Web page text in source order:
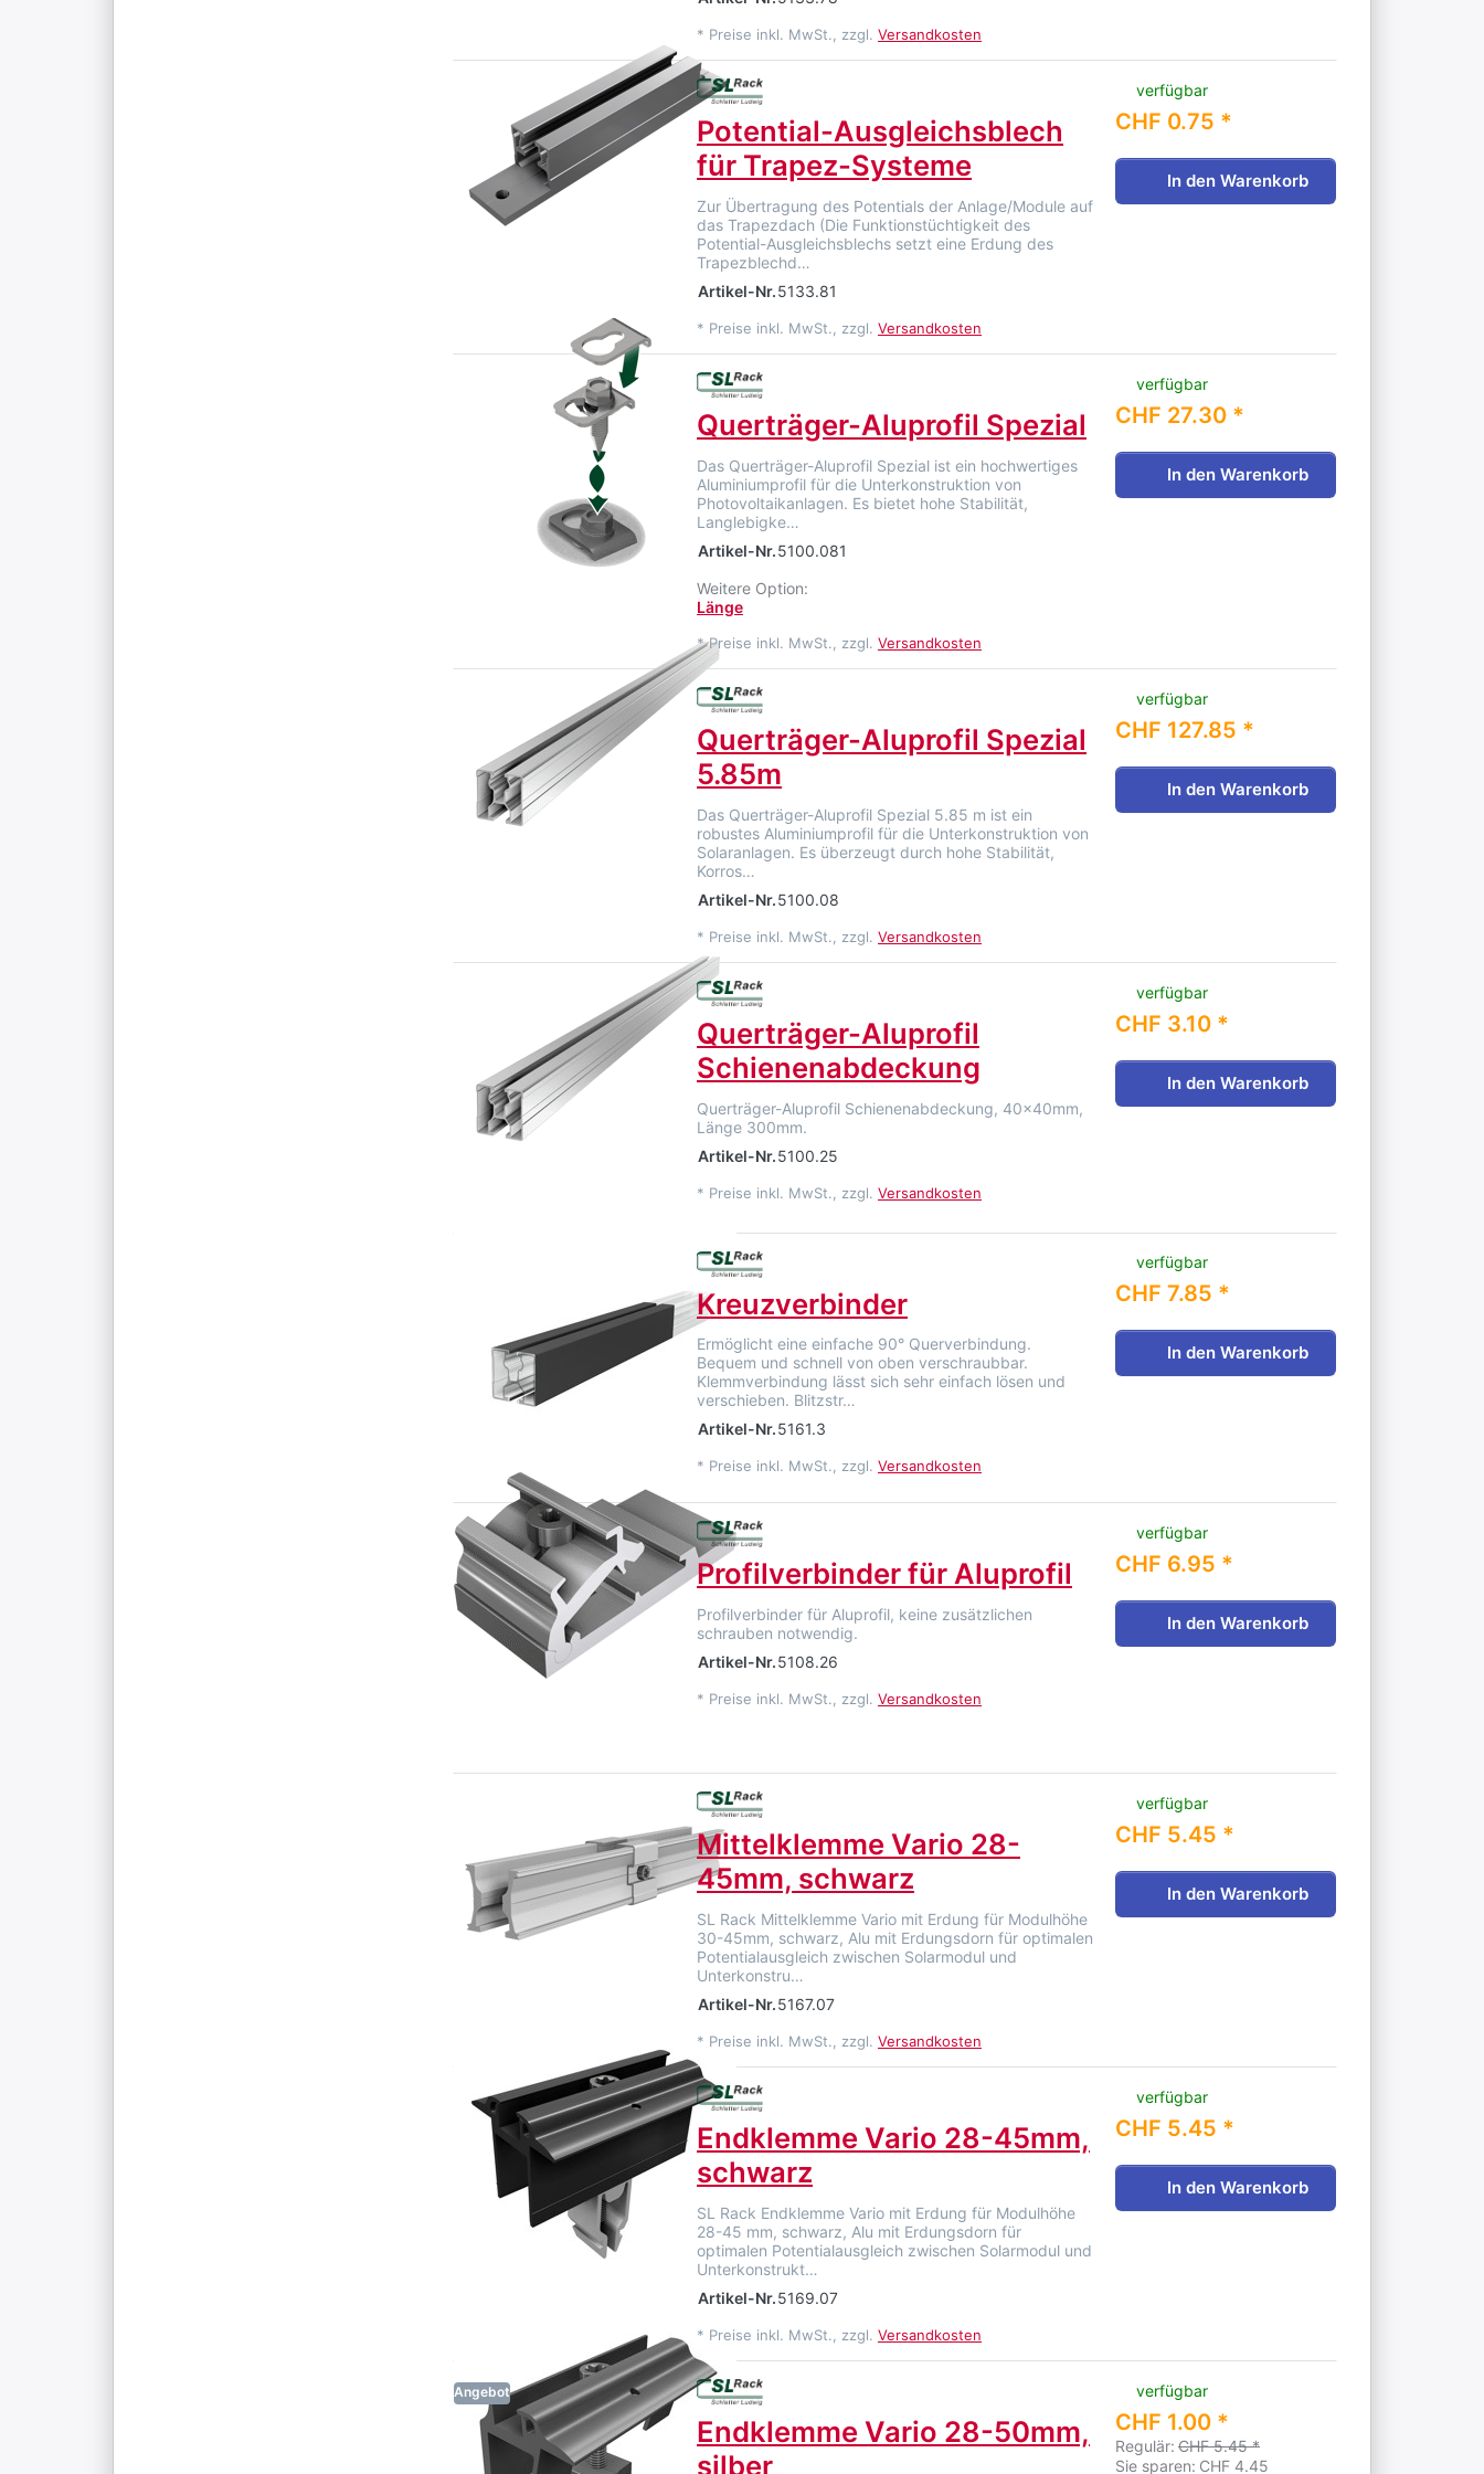
* Preise inkl. MwSt., zzgl. Versandkosten
Potential-Ausgleichsblech
für Trapez-Systeme
Zur Übertragung des Potentials der Anlage/Module auf
das Trapezdach (Die Funktionstüchtigkeit des
Potential-Ausgleichsblechs setzt eine Erdung des
Trapezblechd…
Artikel-Nr.5133.81
* Preise inkl. MwSt., zzgl. Versandkosten
verfügbar
CHF 0.75 *
In den Warenkorb
Querträger-Aluprofil Spezial
Das Querträger-Aluprofil Spezial ist ein hochwertiges
Aluminiumprofil für die Unterkonstruktion von
Photovoltaikanlagen. Es bietet hohe Stabilität,
Langlebigke…
Artikel-Nr.5100.081
Weitere Option:
Länge
* Preise inkl. MwSt., zzgl. Versandkosten
verfügbar
CHF 27.30 *
In den Warenkorb
Querträger-Aluprofil Spezial
5.85m
Das Querträger-Aluprofil Spezial 5.85 m ist ein
robustes Aluminiumprofil für die Unterkonstruktion von
Solaranlagen. Es überzeugt durch hohe Stabilität,
Korros…
Artikel-Nr.5100.08
* Preise inkl. MwSt., zzgl. Versandkosten
verfügbar
CHF 127.85 *
In den Warenkorb
Querträger-Aluprofil
Schienenabdeckung
Querträger-Aluprofil Schienenabdeckung, 40x40mm,
Länge 300mm.
Artikel-Nr.5100.25
* Preise inkl. MwSt., zzgl. Versandkosten
verfügbar
CHF 3.10 *
In den Warenkorb
Kreuzverbinder
Ermöglicht eine einfache 90° Querverbindung.
Bequem und schnell von oben verschraubbar.
Klemmverbindung lässt sich sehr einfach lösen und
verschieben. Blitzstr…
Artikel-Nr.5161.3
* Preise inkl. MwSt., zzgl. Versandkosten
verfügbar
CHF 7.85 *
In den Warenkorb
Profilverbinder für Aluprofil
Profilverbinder für Aluprofil, keine zusätzlichen
schrauben notwendig.
Artikel-Nr.5108.26
* Preise inkl. MwSt., zzgl. Versandkosten
verfügbar
CHF 6.95 *
In den Warenkorb
Mittelklemme Vario 28-
45mm, schwarz
SL Rack Mittelklemme Vario mit Erdung für Modulhöhe
30-45mm, schwarz, Alu mit Erdungsdorn für optimalen
Potentialausgleich zwischen Solarmodul und
Unterkonstru…
Artikel-Nr.5167.07
* Preise inkl. MwSt., zzgl. Versandkosten
verfügbar
CHF 5.45 *
In den Warenkorb
Endklemme Vario 28-45mm,
schwarz
SL Rack Endklemme Vario mit Erdung für Modulhöhe
28-45 mm, schwarz, Alu mit Erdungsdorn für
optimalen Potentialausgleich zwischen Solarmodul und
Unterkonstrukt…
Artikel-Nr.5169.07
* Preise inkl. MwSt., zzgl. Versandkosten
verfügbar
CHF 5.45 *
In den Warenkorb
Angebot
Endklemme Vario 28-50mm,
silber
verfügbar
CHF 1.00 *
Regulär: CHF 5.45 *
Sie sparen: CHF 4.45